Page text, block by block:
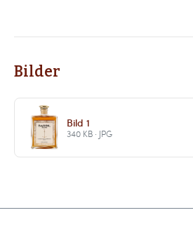
Bilder
Bild 1
340 KB · JPG